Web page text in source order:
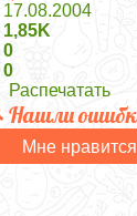
17.08.2004
1,85K
0
0
Распечатать
Нашли
Мне нравится